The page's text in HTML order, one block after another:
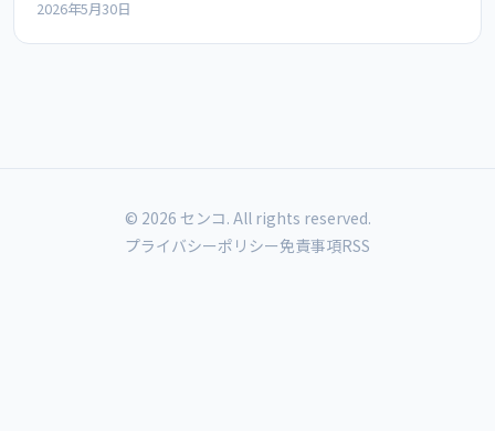
2026年5月30日
© 2026 センコ. All rights reserved.
プライバシーポリシー免責事項RSS